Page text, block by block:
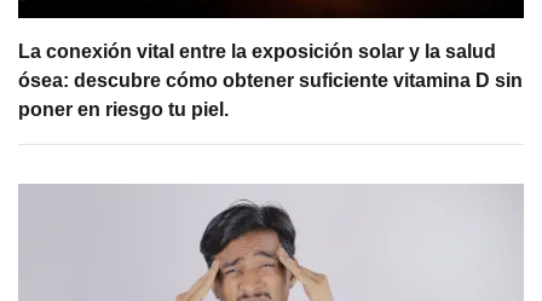
La conexión vital entre la exposición solar y la salud
ósea: descubre cómo obtener suficiente vitamina D sin
poner en riesgo tu piel.